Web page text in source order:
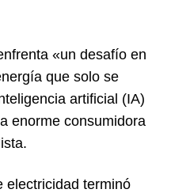
«un desafío en
que solo se
artificial (IA)
enorme consumidora
electricidad terminó